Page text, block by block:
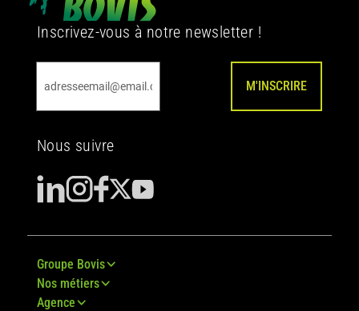
Inscrivez-vous à notre newsletter !
M'INSCRIRE
Nous suivre
Groupe Bovis
Nos métiers
Agence